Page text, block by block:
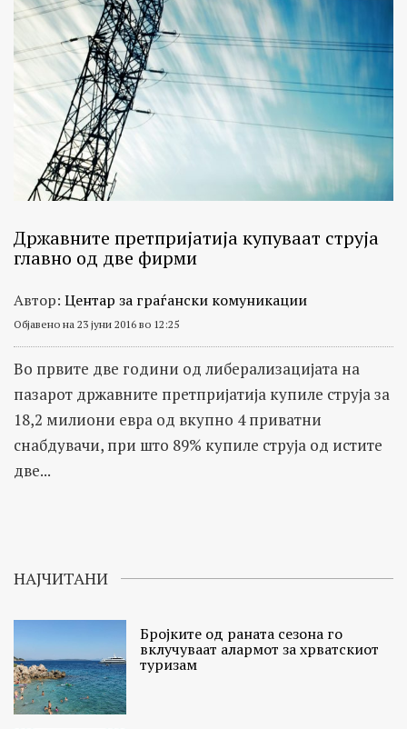
Државните претпријатија купуваат струја
главно од две фирми
Автор: Центар за граѓански комуникации
Објавено на 23 јуни 2016 во 12:25
Во првите две години од либерализацијата на
пазарот државните претпријатија купиле струја за
18,2 милиони евра од вкупно 4 приватни
снабдувачи, при што 89% купиле струја од истите
две...
НАЈЧИТАНИ
Бројките од раната сезона го
вклучуваат алармот за хрватскиот
туризам